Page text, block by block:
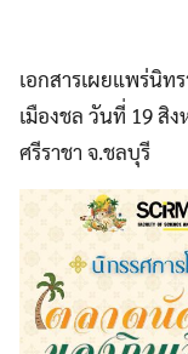
เอกสารเผยแพร่นิท
เมืองชล วันที่ 19 สิ
ศรีราชา จ.ชลบุรี